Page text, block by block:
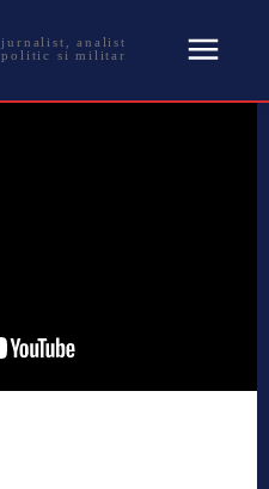
jurnalist, analist
politic si militar